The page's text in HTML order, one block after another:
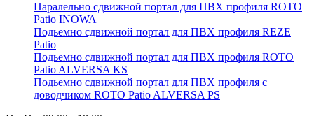
Паралельно сдвижной портал для ПВХ профиля ROTO
Patio INOWA
Подьемно сдвижной портал для ПВХ профиля REZE
Patio
Подьемно сдвижной портал для ПВХ профиля ROTO
Patio ALVERSA KS
Подьемно сдвижной портал для ПВХ профиля с
доводчиком ROTO Patio ALVERSA PS